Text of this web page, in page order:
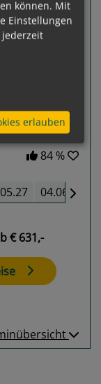
84 %
04.06.27
€ 631,-
können. Mit
Einstellungen
jederzeit
erlauben